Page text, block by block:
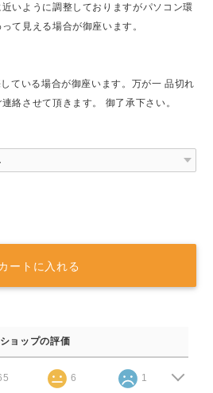
いように調整しておりますがパソコン環
て見える場合が御座います。
ている場合が御座います。万が一 品切れ
絡させて頂きます。 御了承下さい。
ートに入れる
ショップの評価
6 1